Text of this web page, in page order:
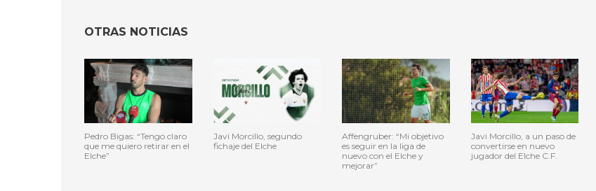
OTRAS NOTICIAS
Pedro Bigas: “Tengo claro
que me quiero retirar en el
Elche”
Javi Morcillo, segundo
fichaje del Elche
Affengruber: “Mi objetivo
es seguir en la liga de
nuevo con el Elche y
mejorar”
Javi Morcillo, a un paso de
convertirse en nuevo
jugador del Elche C.F.